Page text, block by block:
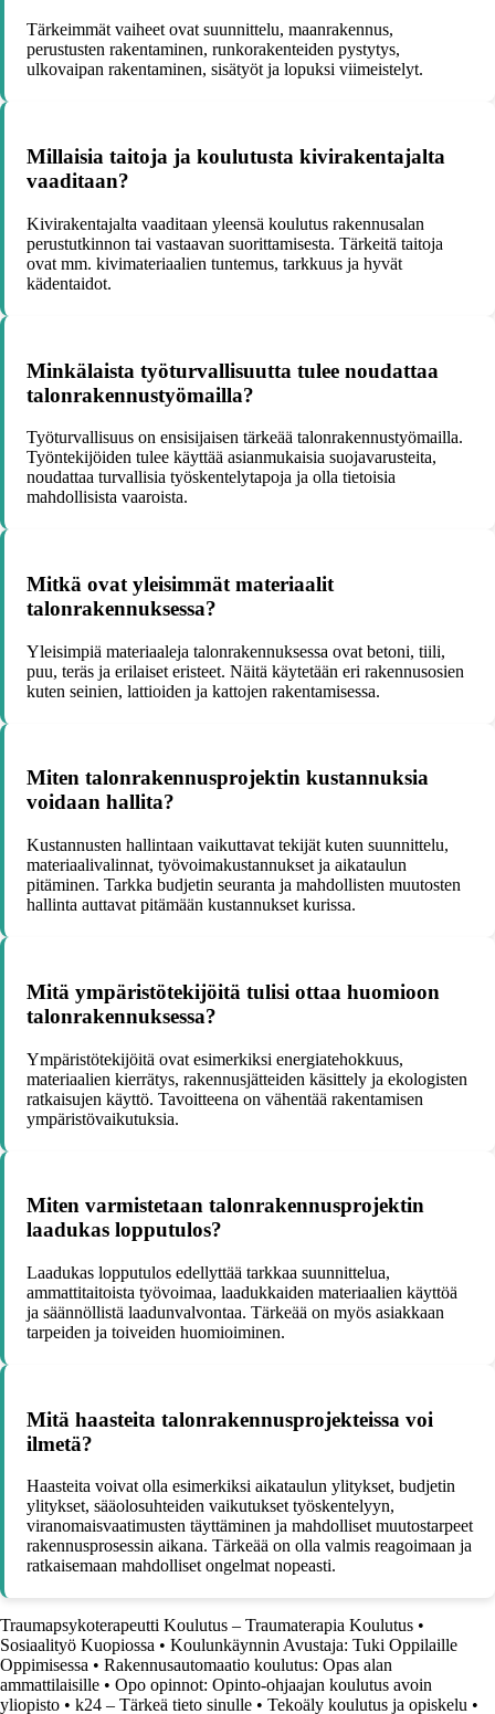
Tärkeimmät vaiheet ovat suunnittelu, maanrakennus,
perustusten rakentaminen, runkorakenteiden pystytys,
ulkovaipan rakentaminen, sisätyöt ja lopuksi viimeistelyt.
Millaisia taitoja ja koulutusta kivirakentajalta
vaaditaan?
Kivirakentajalta vaaditaan yleensä koulutus rakennusalan
perustutkinnon tai vastaavan suorittamisesta. Tärkeitä taitoja
ovat mm. kivimateriaalien tuntemus, tarkkuus ja hyvät
kädentaidot.
Minkälaista työturvallisuutta tulee noudattaa
talonrakennustyömailla?
Työturvallisuus on ensisijaisen tärkeää talonrakennustyömailla.
Työntekijöiden tulee käyttää asianmukaisia suojavarusteita,
noudattaa turvallisia työskentelytapoja ja olla tietoisia
mahdollisista vaaroista.
Mitkä ovat yleisimmät materiaalit
talonrakennuksessa?
Yleisimpiä materiaaleja talonrakennuksessa ovat betoni, tiili,
puu, teräs ja erilaiset eristeet. Näitä käytetään eri rakennusosien
kuten seinien, lattioiden ja kattojen rakentamisessa.
Miten talonrakennusprojektin kustannuksia
voidaan hallita?
Kustannusten hallintaan vaikuttavat tekijät kuten suunnittelu,
materiaalivalinnat, työvoimakustannukset ja aikataulun
pitäminen. Tarkka budjetin seuranta ja mahdollisten muutosten
hallinta auttavat pitämään kustannukset kurissa.
Mitä ympäristötekijöitä tulisi ottaa huomioon
talonrakennuksessa?
Ympäristötekijöitä ovat esimerkiksi energiatehokkuus,
materiaalien kierrätys, rakennusjätteiden käsittely ja ekologisten
ratkaisujen käyttö. Tavoitteena on vähentää rakentamisen
ympäristövaikutuksia.
Miten varmistetaan talonrakennusprojektin
laadukas lopputulos?
Laadukas lopputulos edellyttää tarkkaa suunnittelua,
ammattitaitoista työvoimaa, laadukkaiden materiaalien käyttöä
ja säännöllistä laadunvalvontaa. Tärkeää on myös asiakkaan
tarpeiden ja toiveiden huomioiminen.
Mitä haasteita talonrakennusprojekteissa voi
ilmetä?
Haasteita voivat olla esimerkiksi aikataulun ylitykset, budjetin
ylitykset, sääolosuhteiden vaikutukset työskentelyyn,
viranomaisvaatimusten täyttäminen ja mahdolliset muutostarpeet
rakennusprosessin aikana. Tärkeää on olla valmis reagoimaan ja
ratkaisemaan mahdolliset ongelmat nopeasti.
Traumapsykoterapeutti Koulutus – Traumaterapia Koulutus •
Sosiaalityö Kuopiossa • Koulunkäynnin Avustaja: Tuki Oppilaille
Oppimisessa • Rakennusautomaatio koulutus: Opas alan
ammattilaisille • Opo opinnot: Opinto-ohjaajan koulutus avoin
yliopisto • k24 – Tärkeä tieto sinulle • Tekoäly koulutus ja opiskelu •